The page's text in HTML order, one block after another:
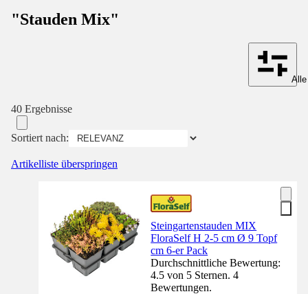
"Stauden Mix"
40 Ergebnisse
Sortiert nach:
Artikelliste überspringen
Steingartenstauden MIX
FloraSelf H 2-5 cm Ø 9 Topf
cm 6-er Pack
Durchschnittliche Bewertung:
4.5 von 5 Sternen. 4
Bewertungen.